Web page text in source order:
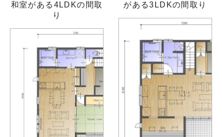
和室がある4LDKの間取
り
がある3LDKの間取り